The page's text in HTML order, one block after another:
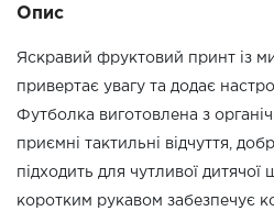
Опис
Яскравий фруктовий принт із
привертає увагу та додає
Футболка виготовлена з
приємні тактильні відчуття,
підходить для чутливої
коротким рукавом забезпечує